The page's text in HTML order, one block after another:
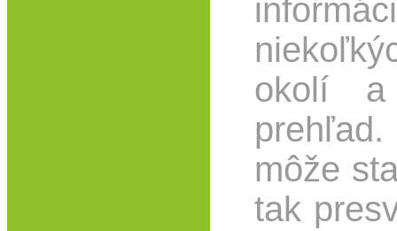
okolí
môže
tak